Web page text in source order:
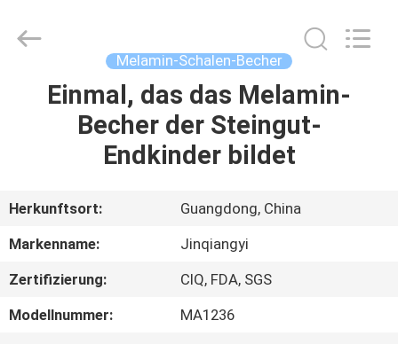
HAUS
PRODUKTE
ÜBER
UNS
FABRIK-
AUSFLUG
Copyright
ceramicdinnerwareset.com.
Melamin-Schalen-Becher
Einmal, das das Melamin-
Becher der Steingut-
Endkinder bildet
Herkunftsort:
Guangdong, China
Markenname:
Jinqiangyi
Zertifizierung:
CIQ, FDA, SGS
Modellnummer:
MA1236